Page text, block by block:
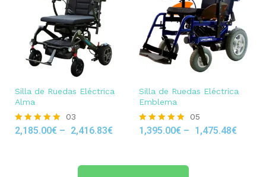
Silla de Ruedas Eléctrica
Alma
Rated
03
2,185.00€ – 2,416.83€
Silla de Ruedas Eléctrica
Emblema
Rated
05
1,395.00€ – 1,475.48€